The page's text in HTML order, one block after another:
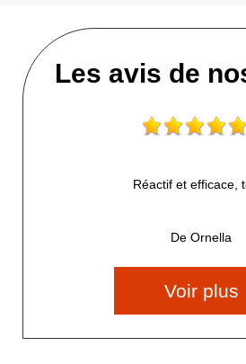
Les avis de
Réactif et efficace,
De Ornella
Voir plus